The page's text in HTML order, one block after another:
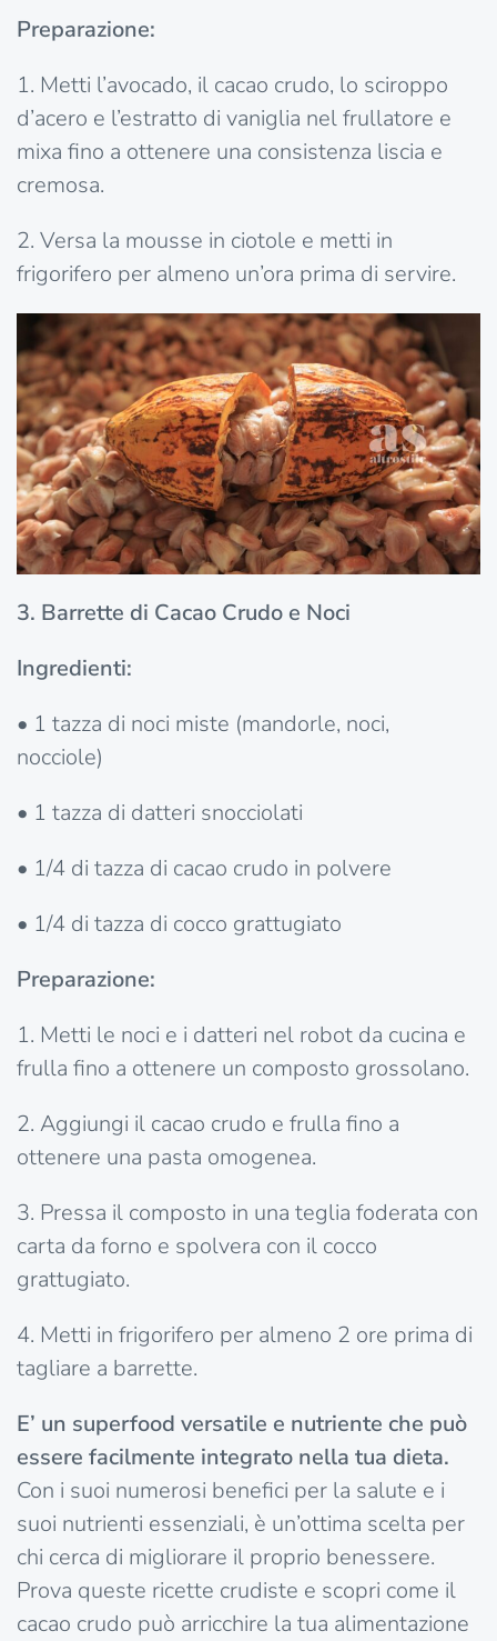
Preparazione:
1. Metti l’avocado, il cacao crudo, lo sciroppo
d’acero e l’estratto di vaniglia nel frullatore e
mixa fino a ottenere una consistenza liscia e
cremosa.
2. Versa la mousse in ciotole e metti in
frigorifero per almeno un’ora prima di servire.
3. Barrette di Cacao Crudo e Noci
Ingredienti:
• 1 tazza di noci miste (mandorle, noci,
nocciole)
• 1 tazza di datteri snocciolati
• 1/4 di tazza di cacao crudo in polvere
• 1/4 di tazza di cocco grattugiato
Preparazione:
1. Metti le noci e i datteri nel robot da cucina e
frulla fino a ottenere un composto grossolano.
2. Aggiungi il cacao crudo e frulla fino a
ottenere una pasta omogenea.
3. Pressa il composto in una teglia foderata con
carta da forno e spolvera con il cocco
grattugiato.
4. Metti in frigorifero per almeno 2 ore prima di
tagliare a barrette.
E’ un superfood versatile e nutriente che può
essere facilmente integrato nella tua dieta.
Con i suoi numerosi benefici per la salute e i
suoi nutrienti essenziali, è un’ottima scelta per
chi cerca di migliorare il proprio benessere.
Prova queste ricette crudiste e scopri come il
cacao crudo può arricchire la tua alimentazione